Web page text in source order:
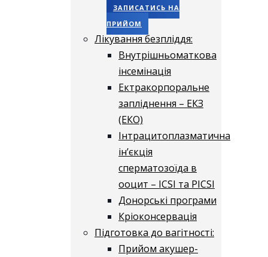
ЗАПИСАТИСЬ НА
ПРИЙОМ
Лікування безпліддя:
Внутрішньоматкова
інсемінація
Ектракорпоральне
запліднення – ЕКЗ
(ЕКО)
Інтрацитоплазматична
ін’єкція
сперматозоїда в
ооцит – ICSI та PICSI
Донорські програми
Кріоконсервація
Підготовка до вагітності:
Прийом акушер-